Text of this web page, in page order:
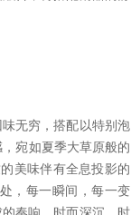
无穷，搭配以特别泡
宛如夏季大草原般的
美味伴有全息投影的
，每一瞬间，每一变